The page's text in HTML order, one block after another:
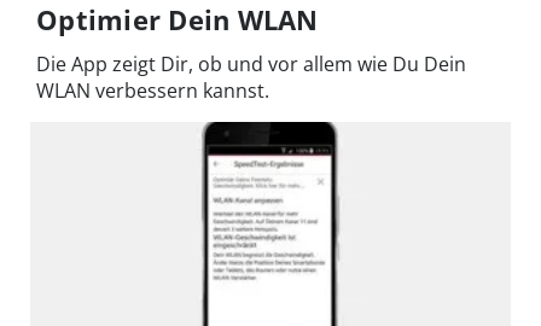
Optimier Dein WLAN
Die App zeigt Dir, ob und vor allem wie Du Dein
WLAN verbessern kannst.